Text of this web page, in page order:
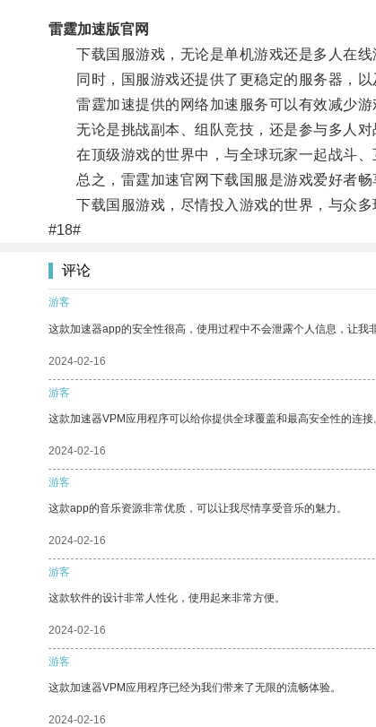
雷霆加速版官网
下载国服游戏，无论是单机游戏还是多人在线
同时，国服游戏还提供了更稳定的服务器，以
雷霆加速提供的网络加速服务可以有效减少游
无论是挑战副本、组队竞技，还是参与多人对
在顶级游戏的世界中，与全球玩家一起战斗、
总之，雷霆加速官网下载国服是游戏爱好者畅
下载国服游戏，尽情投入游戏的世界，与众多
#18#
评论
游客
这款加速器app的安全性很高，使用过程中不会泄露个人信息，让我
2024-02-16
游客
这款加速器VPM应用程序可以给你提供全球覆盖和最高安全性的连接
2024-02-16
游客
这款app的音乐资源非常优质，可以让我尽情享受音乐的魅力。
2024-02-16
游客
这款软件的设计非常人性化，使用起来非常方便。
2024-02-16
游客
这款加速器VPM应用程序已经为我们带来了无限的流畅体验。
2024-02-16